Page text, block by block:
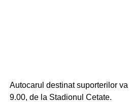
Autocarul destinat suporterilor
9.00, de la Stadionul Cetate.